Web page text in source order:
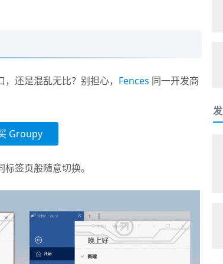
还是混乱无比？别担心， Fences 同一开发商
Groupy
签页般随意切换。